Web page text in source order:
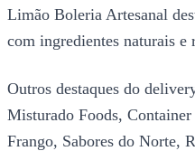
Limão Boleria Artesanal
com ingredientes naturais e
Outros destaques do
Misturado Foods,
Frango, Sabores do Norte,